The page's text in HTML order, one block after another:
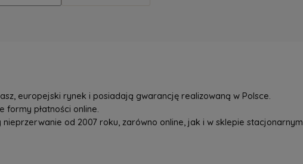
europejski rynek i posiadają gwarancję realizowaną w Polsce.
płatności online.
od 2007 roku, zarówno online, jak i w sklepie stacjonarnym.